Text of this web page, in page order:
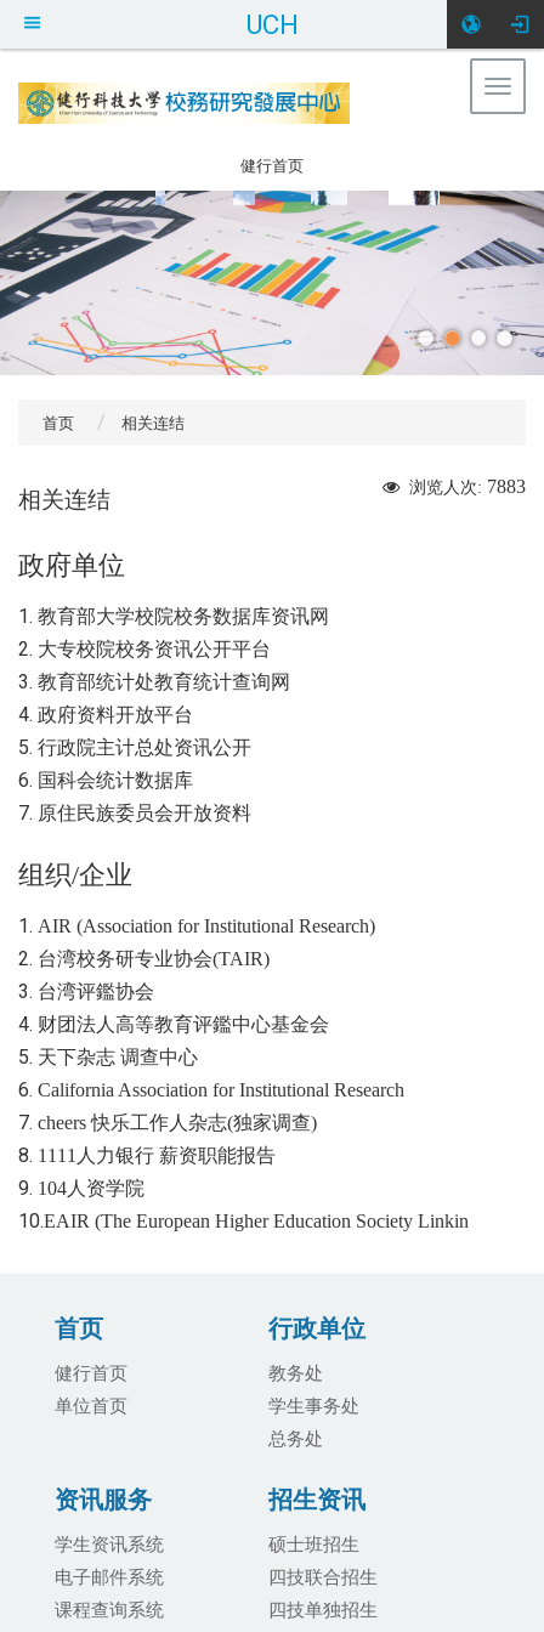
UCH
健行科大校务研
健行首页
首页 相关连结
浏览人次: 7883
相关连结
政府单位
1. 教育部大学校院校务数据库资讯网
2. 大专校院校务资讯公开平台
3. 教育部统计处教育统计查询网
4. 政府资料开放平台
5. 行政院主计总处资讯公开
6. 国科会统计数据库
7. 原住民族委员会开放资料
组织/企业
1. AIR (Association for Institutional Research)
2. 台湾校务研专业协会(TAIR)
3. 台湾评鑑协会
4. 财团法人高等教育评鑑中心基金会
5. 天下杂志 调查中心
6. California Association for Institutional Research
7. cheers 快乐工作人杂志(独家调查)
8. 1111人力银行 薪资职能报告
9. 104人资学院
10.EAIR (The European Higher Education Society Linkin
首页
健行首页
单位首页
行政单位
教务处
学生事务处
总务处
资讯服务
学生资讯系统
电子邮件系统
课程查询系统
招生资讯
硕士班招生
四技联合招生
四技单独招生